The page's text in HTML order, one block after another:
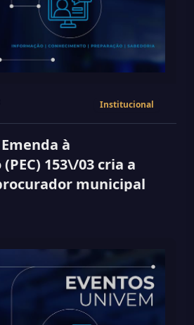
Institucional
à
153\/03 cria a
municipal